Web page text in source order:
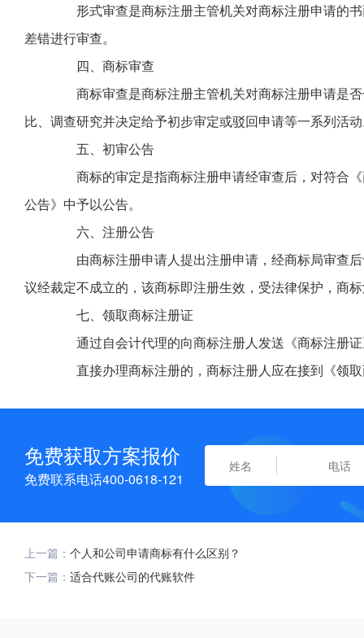
形式审查是商标注册主管机关对商标注册申请的书
差错进行审查。
四、商标审查
商标审查是商标注册主管机关对商标注册申请是
比、调查研究并决定给予初步审定或驳回申请等一系列活
五、初审公告
商标的审定是指商标注册申请经审查后，对符合《
公告》中予以公告。
六、注册公告
由商标注册申请人提出注册申请，经商标局审查后
议经裁定不成立的，该商标即注册生效，受法律保护，商
七、领取商标注册证
通过自会计代理的向商标注册人发送《商标注册
直接办理商标注册的，商标注册人应在接到《领
免费获取方案报价
免费联系电话400-0618-121
上一篇： 个人和公司申请商标有什么区别？
下一篇： 适合代账公司的代账软件